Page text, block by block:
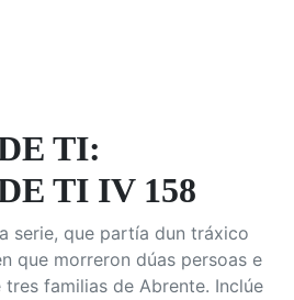
TI:
TI IV 158
serie, que partía dun tráxico
que morreron dúas persoas e
familias de Abrente. Inclúe